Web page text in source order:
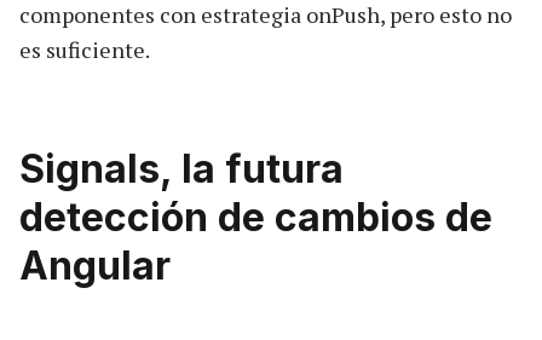
componentes con estrategia onPush, pero esto no
es suficiente.
Signals, la futura
detección de cambios de
Angular